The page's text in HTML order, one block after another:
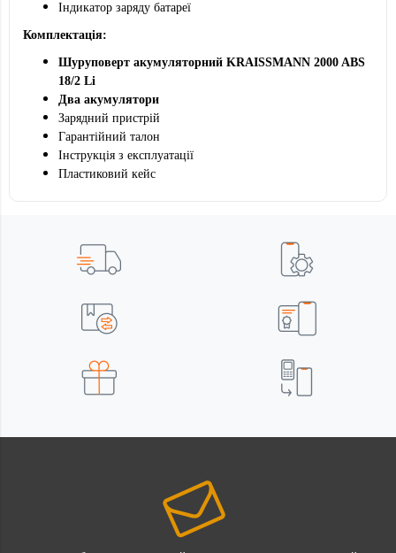
Індикатор заряду батареї
Комплектація:
Шуруповерт акумуляторний KRAISSMANN 2000 ABS
18/2 Li
Два акумулятори
Зарядний пристрій
Гарантійний талон
Інструкція з експлуатації
Пластиковий кейс